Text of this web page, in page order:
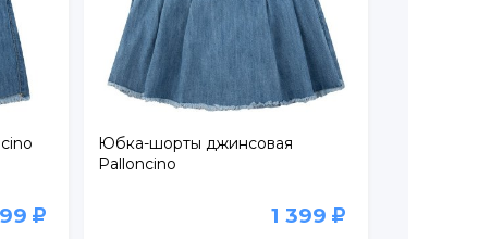
Юбка-шорты джинсовая
Palloncino
1 399